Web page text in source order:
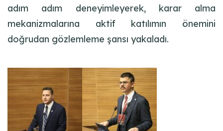
adım adım deneyimleyerek, karar alma
mekanizmalarına aktif katılımın önemini
doğrudan gözlemleme şansı yakaladı.